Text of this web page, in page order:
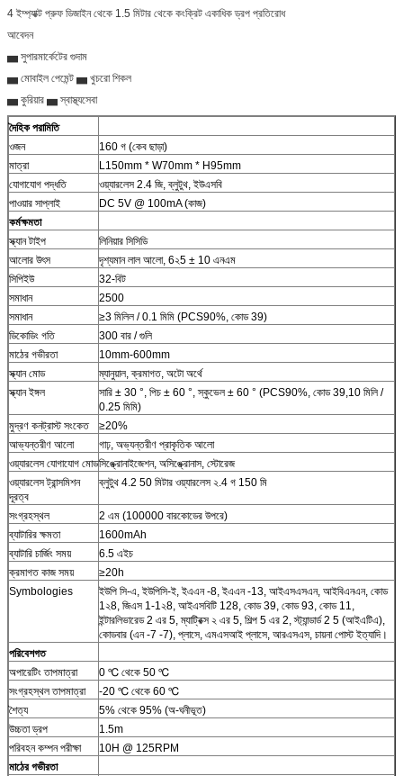
4 ইম্প্যাক্ট প্রুফ ডিজাইন থেকে 1.5 মিটার থেকে কংক্রিট একাধিক ড্রপ প্রতিরোধ
আবেদন
▅ সুপারমার্কেটের গুদাম
▅ মোবাইল পেমেন্ট ▅ খুচরো শিকল
▅ কুরিয়ার ▅ স্বাস্থ্যসেবা
দৈহিক পরামিতি
ওজন
160 গ (কেব ছাড়া)
মাত্রা
L150mm * W70mm * H95mm
যোগাযোগ পদ্ধতি
ওয়্যারলেস 2.4 জি, ব্লুটুথ, ইউএসবি
পাওয়ার সাপ্লাই
DC 5V @ 100mA (কাজ)
কর্মক্ষমতা
স্ক্যান টাইপ
লিনিয়ার সিসিডি
আলোর উৎস
দৃশ্যমান লাল আলো, 6২5 ± 10 এনএম
সিপিইউ
32-বিট
সমাধান
2500
সমাধান
≥3 মিলিল / 0.1 মিমি (PCS90%, কোড 39)
ডিকোডিং গতি
300 বার / গুলি
মাঠের গভীরতা
10mm-600mm
স্ক্যান মোড
ম্যানুয়াল, ক্রমাগত, অটো অর্থে
স্ক্যান ইঙ্গল
সারি ± 30 °, পিচ ± 60 °, স্কুভেল ± 60 ° (PCS90%, কোড 39,10 মিলি /
0.25 মিমি)
মুদ্রণ কনট্রাস্ট সংকেত
≥20%
আভ্যন্তরীণ আলো
গাঢ়, অভ্যন্তরীণ প্রাকৃতিক আলো
ওয়্যারলেস যোগাযোগ মোডসিঙ্ক্রোনাইজেশন, অসিঙ্ক্রোনাস, স্টোরেজ
ওয়্যারলেস ট্রান্সমিশন
দূরত্ব
ব্লুটুথ 4.2 50 মিটার ওয়্যারলেস ২.4 গ ​​150 মি
সংগ্রহস্থল
2 এম (100000 বারকোডের উপরে)
ব্যাটারির ক্ষমতা
1600mAh
ব্যাটারি চার্জিং সময়
6.5 এইচ
ক্রমাগত কাজ সময়
≥20h
Symbologies
ইউপি সি-এ, ইউপিসি-ই, ইএএন -8, ইএএন -13, আইএসএসএন, আইবিএনএন, কোড
1২8, জিএস 1-1২8, আইএসবিটি 128, কোড 39, কোড 93, কোড 11,
ইন্টারলিভারেড 2 এর 5, ম্যাট্রিক্স ২ এর 5, শিল্প 5 এর 2, স্ট্যান্ডার্ড 2 5 (আইএটিএ),
কোডবার (এন -7 -7), প্লাসে, এমএসআই প্লাসে, আরএসএস, চায়না পোস্ট ইত্যাদি।
পরিবেশগত
অপারেটিং তাপমাত্রা
0 ℃ থেকে 50 ℃
সংগ্রহস্থল তাপমাত্রা
-20 ℃ থেকে 60 ℃
শৈত্য
5% থেকে 95% (অ-ঘনীভূত)
উচ্চতা ড্রপ
1.5m
পরিবহন কম্পন পরীক্ষা
10H @ 125RPM
মাঠের গভীরতা